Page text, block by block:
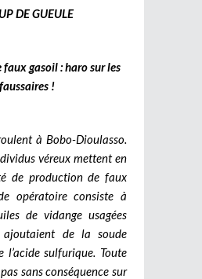
DE GUEULE
gasoil : haro sur les
faussaires !
à Bobo-Dioulasso.
véreux mettent en
de production de faux
opératoire consiste à
de vidange usagées
ajoutaient de la soude
l’acide sulfurique. Toute
sans conséquence sur